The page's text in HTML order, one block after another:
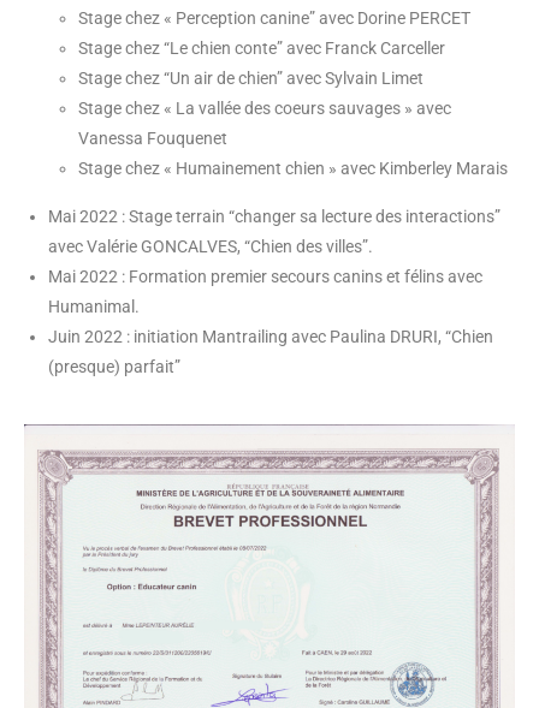
Stage chez « Perception canine” avec Dorine PERCET
Stage chez “Le chien conte” avec Franck Carceller
Stage chez “Un air de chien” avec Sylvain Limet
Stage chez « La vallée des coeurs sauvages » avec
Vanessa Fouquenet
Stage chez « Humainement chien » avec Kimberley Marais
Mai 2022 : Stage terrain “changer sa lecture des interactions”
avec Valérie GONCALVES, “Chien des villes”.
Mai 2022 : Formation premier secours canins et félins avec
Humanimal.
Juin 2022 : initiation Mantrailing avec Paulina DRURI, “Chien
(presque) parfait”